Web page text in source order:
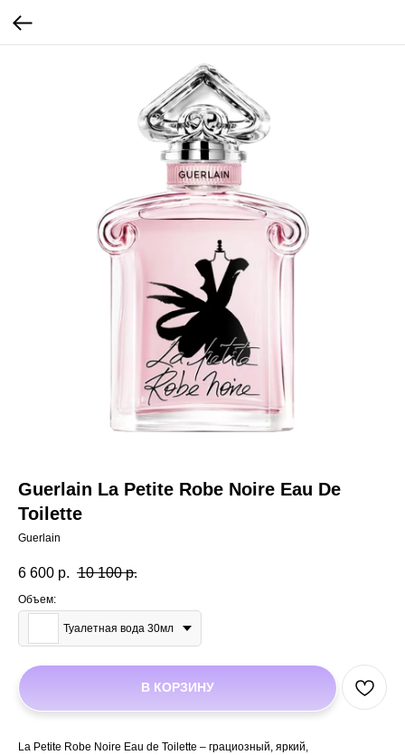
Guerlain La Petite Robe Noire Eau De
Toilette
Guerlain
6 600 р. 10 100 р.
Объем:
Туалетная вода 30мл
В КОРЗИНУ
La Petite Robe Noire Eau de Toilette – грациозный, яркий,